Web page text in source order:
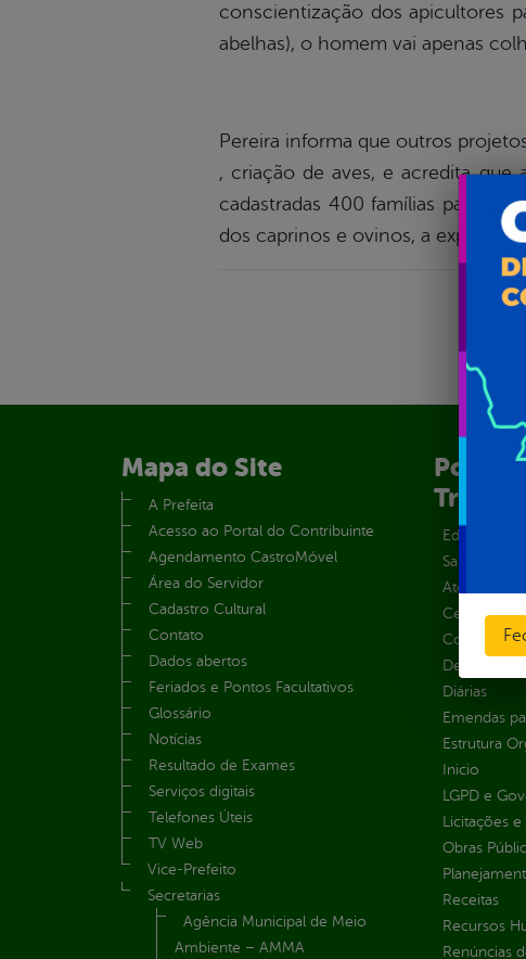
conscientização dos apicultores
abelhas), o homem vai apenas
Pereira informa que outros
, criação de aves, e acredita
cadastradas 400 famílias para
dos caprinos e ovinos, a
Mapa do Site
A Prefeita
Acesso ao Portal do Contribuinte
Agendamento CastroMóvel
Área do Servidor
Cadastro Cultural
Contato
Dados abertos
Feriados e Pontos Facultativos
Glossário
Notícias
Resultado de Exames
Serviços digitais
Telefones Úteis
TV Web
Vice-Prefeito
Secretarias
Agência Municipal de Meio
Ambiente – AMMA
Portal
Educação
Saúde
Atos
Central de
Convênios
Despesas
Diárias
Emendas
Estrutura
Inicio
LGPD e
Licitações
Obras
Receitas
Recursos
Renúncias